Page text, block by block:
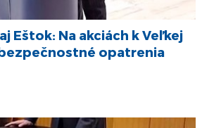
Eštok: Na akciách k Veľkej
opatrenia